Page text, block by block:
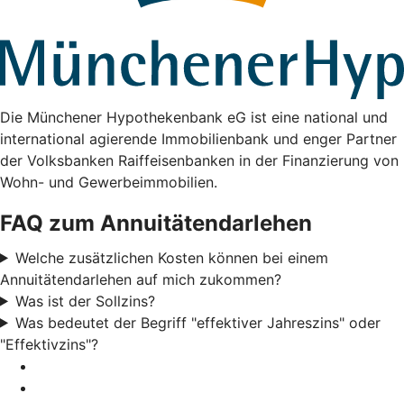
Die Münchener Hypothekenbank eG ist eine national und
international agierende Immobilienbank und enger Partner
der Volksbanken Raiffeisenbanken in der Finanzierung von
Wohn- und Gewerbeimmobilien.
FAQ zum Annuitätendarlehen
Welche zusätzlichen Kosten können bei einem
Annuitätendarlehen auf mich zukommen?
Was ist der Sollzins?
Was bedeutet der Begriff "effektiver Jahreszins" oder
"Effektivzins"?